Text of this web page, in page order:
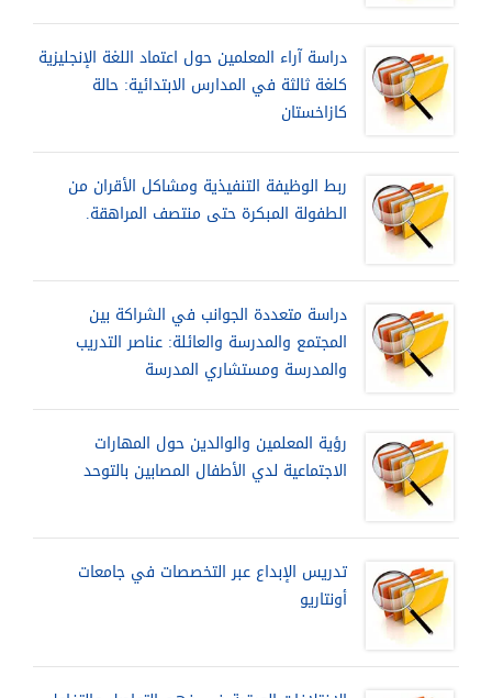
دراسة آراء المعلمين حول اعتماد اللغة الإنجليزية
كلغة ثالثة في المدارس الابتدائية: حالة
كازاخستان
ربط الوظيفة التنفيذية ومشاكل الأقران من
الطفولة المبكرة حتى منتصف المراهقة.
دراسة متعددة الجوانب في الشراكة بين
المجتمع والمدرسة والعائلة: عناصر التدريب
والمدرسة ومستشاري المدرسة
رؤية المعلمين والوالدين حول المهارات
الاجتماعية لدي الأطفال المصابين بالتوحد
تدريس الإبداع عبر التخصصات في جامعات
أونتاريو